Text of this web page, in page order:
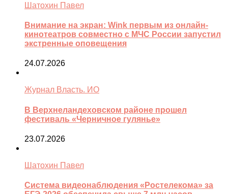
Шатохин Павел
Внимание на экран: Wink первым из онлайн-
кинотеатров совместно с МЧС России запустил
экстренные оповещения
24.07.2026
Журнал Власть. ИО
В Верхнеландеховском районе прошел
фестиваль «Черничное гулянье»
23.07.2026
Шатохин Павел
Система видеонаблюдения «Ростелекома» за